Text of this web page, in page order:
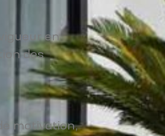
en
des
motivation,